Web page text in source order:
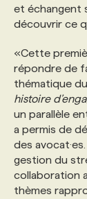
et échangent
découvrir ce
«Cette
répondre de
thématique
histoire
un parallèle
a permis de
des
gestion du
collaboration
thèmes